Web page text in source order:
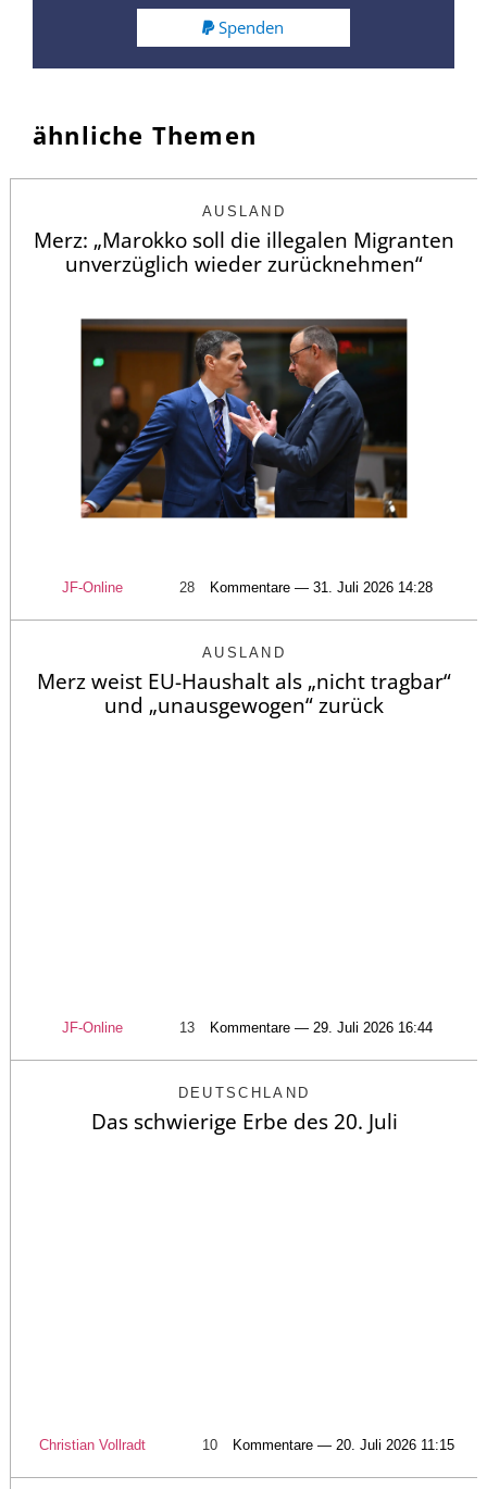
Spenden
ähnliche Themen
AUSLAND
Merz: „Marokko soll die illegalen Migranten
unverzüglich wieder zurücknehmen“
JF-Online 28 Kommentare — 31. Juli 2026 14:28
AUSLAND
Merz weist EU-Haushalt als „nicht tragbar“
und „unausgewogen“ zurück
JF-Online 13 Kommentare — 29. Juli 2026 16:44
DEUTSCHLAND
Das schwierige Erbe des 20. Juli
Christian Vollradt 10 Kommentare — 20. Juli 2026 11:15